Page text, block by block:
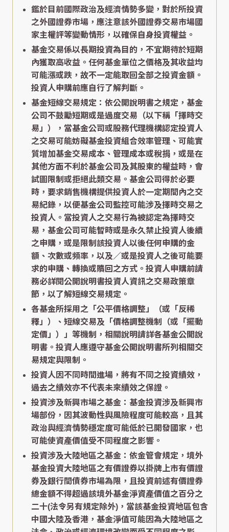
鑑於目前國際政治及經濟情勢多變，對於所投資
之外國證券市場，應注意該外國證券交易市場國
家主權評等變動情形，以確保自身投資權益。
基金交易係以長期投資為目的，不宜期待於短期
內獲取高收益。任何基金單位之價格及其收益均
可能漲或跌，故不一定能取回全部之投資金額。
投資人申購前應自行了解判斷。
基金短線交易規定：依公開說明書之規定，基金
公司不鼓勵短期或是過度交易（以下稱「擇時交
易」），當基金公司或股務代理機構認定投資人
之交易可能妨礙基金投資組合效率管理、可能實
質增加基金交易成本、管理成本或稅捐，或是在
其他方面不利於基金公司及其股東的權益時，會
試圖限制或拒絕此類交易。基金公司得於必要
時，要求銷售機構提供投資人於一定期間內之交
易紀錄，以便基金公司監控可能涉及擇時交易之
投資人。當投資人之交易行為被認定為擇時交
易，基金公司可能暫時或是永久禁止投資人後續
之申購，或是限制該投資人以後任何申購的金
額、次數或頻率，以及／或是投資人之後可能要
求的申購、轉換或贖回之方式。投資人申購前請
務必詳閱公開說明書投資人資訊之交易政策章
節，以了解短線交易規定。
各基金所採用之「公平價格調整」（或「反稀
釋」）、短線交易及「價格調整機制（或「擺動
定價」）」等機制，相關說明請詳各基金公開說
明書。投資人應遵守基金公開說明書所列相關交
易規定與限制。
投資人因不同時間進場，將有不同之投資績效，
過去之績效亦不代表未來績效之保證。
投資涉及新興市場之基金：基金投資涉及新興市
場部份，因其波動性與風險程度可能較高，且其
政治與經濟情勢穩定度可能低於已開發國家，也
可能使資產價值受不同程度之影響。
投資涉及大陸地區之基金：依金管會規定，境外
基金投資大陸地區之有價證券以掛牌上市有價證
券及銀行間債券市場為限，且投資前述有價證券
總金額不得超過該境外基金淨資產價值之百分之
二十(法令另有規定除外)，當該基金投資地區包含
中國大陸及香港，基金淨值可能因為大陸地區之